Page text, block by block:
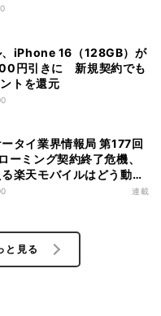
、iPhone 16（128GB）が
円引きに 新規契約でも
トを還元
タイ業界情報局 第177回
ーミング契約終了危機、
楽天モバイルはどう動
連載
と見る